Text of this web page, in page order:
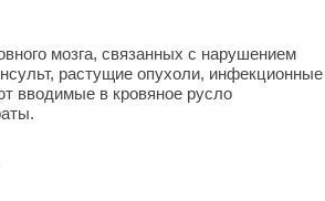
мозга, связанных с нарушением
растущие опухоли,
вводимые в кровяное русло